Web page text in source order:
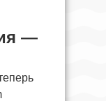
—